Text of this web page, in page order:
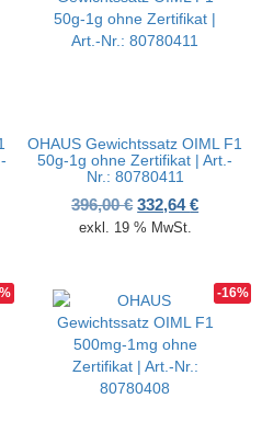
Preis war: 710,00 €
Preis ist: 596,40 €.
OHAUS Gewichtssatz OIML F1
50g-1g ohne Zertifikat | Art.-
Nr.: 80780411
396,00€ Ursprünglicher
332,64€
exkl. 19 % MwSt.
-16%